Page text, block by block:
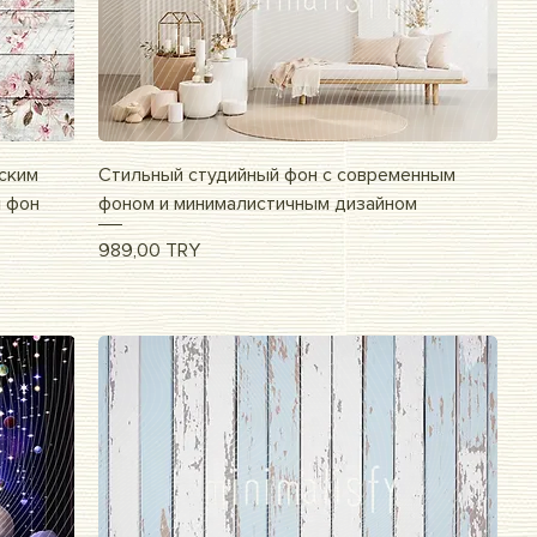
фон
Быстрый просмотр
Стильный студийный фон с современным
фоном и минималистичным дизайном
Цена
989,00 TRY